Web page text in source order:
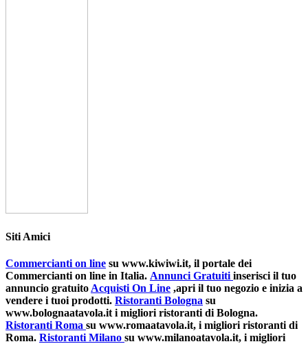
Siti Amici
Commercianti on line su www.kiwiwi.it, il portale dei
Commercianti on line in Italia. Annunci Gratuitiinserisci il tuo
annuncio gratuitoAcquisti On Line ,apri il tuo negozio e inizia a
vendere i tuoi prodotti. Ristoranti Bologna su
www.bolognaatavola.it i migliori ristoranti di Bologna.
Ristoranti Roma su www.romaatavola.it, i migliori ristoranti di
Roma. Ristoranti Milano su www.milanoatavola.it, i migliori